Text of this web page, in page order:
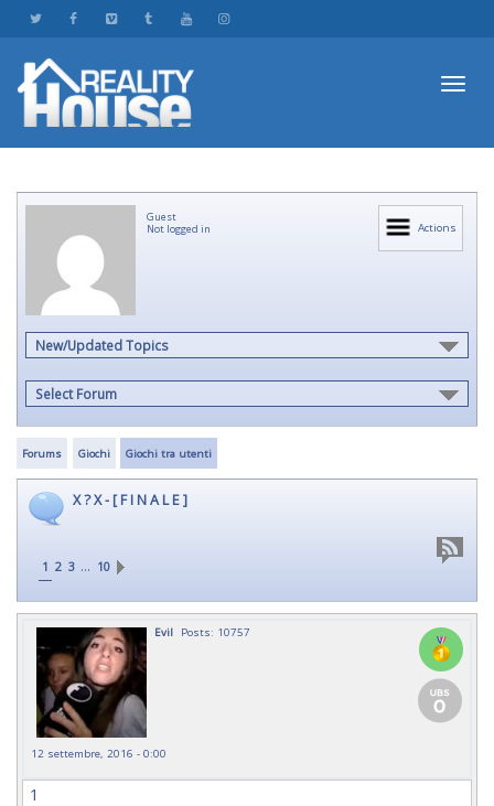
Actions
Guest
Not logged in
New/Updated Topics
Select Forum
Forums Giochi Giochi tra utenti
X ? X - [ F I N A L E ]
1 2 3 … 10
Evil Posts: 10757
12 settembre, 2016 - 0:00
1